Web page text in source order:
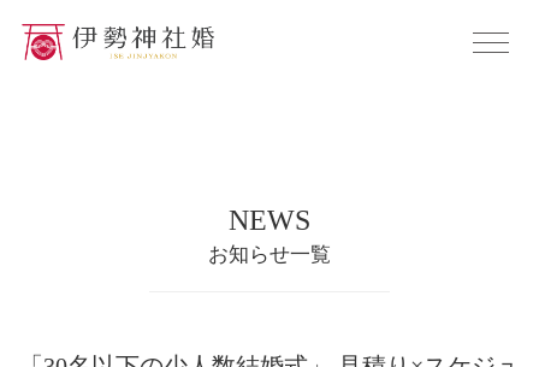
NEWS
お知らせ一覧